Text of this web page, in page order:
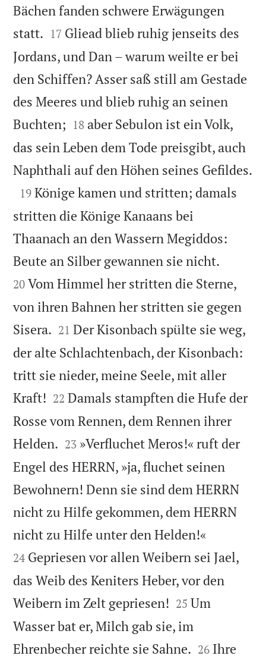
Bächen fanden schwere Erwägungen
statt. 

17 Gliead blieb ruhig jenseits des
Jordans, und Dan – warum weilte er bei
den Schiffen? Asser saß still am Gestade
des Meeres und blieb ruhig an seinen
Buchten; 

18 aber Sebulon ist ein Volk,
das sein Leben dem Tode preisgibt, auch
Naphthali auf den Höhen seines Gefildes.

19 Könige kamen und stritten; damals
stritten die Könige Kanaans bei
Thaanach an den Wassern Megiddos:
Beute an Silber gewannen sie nicht.
20 Vom Himmel her stritten die Sterne,
von ihren Bahnen her stritten sie gegen
Sisera. 

21 Der Kisonbach spülte sie weg,
der alte Schlachtenbach, der Kisonbach:
tritt sie nieder, meine Seele, mit aller
Kraft! 

22 Damals stampften die Hufe der
Rosse vom Rennen, dem Rennen ihrer
Helden. 

23 »Verfluchet Meros!« ruft der
Engel des HERRN, »ja, fluchet seinen
Bewohnern! Denn sie sind dem HERRN
nicht zu Hilfe gekommen, dem HERRN
nicht zu Hilfe unter den Helden!«
24 Gepriesen vor allen Weibern sei Jael,
das Weib des Keniters Heber, vor den
Weibern im Zelt gepriesen! 

25 Um
Wasser bat er, Milch gab sie, im
Ehrenbecher reichte sie Sahne. 

26 Ihre